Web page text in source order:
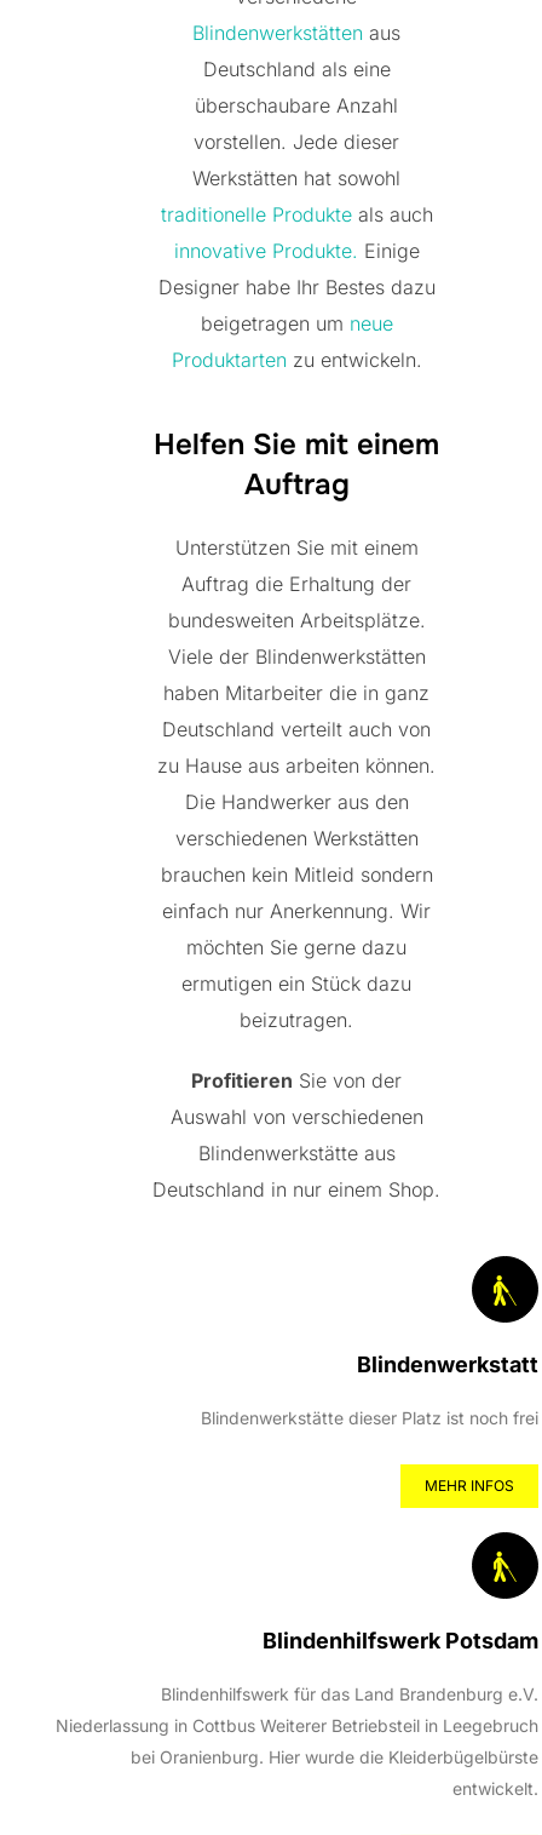
Blindenwerkstätten aus
Deutschland als eine
überschaubare Anzahl
vorstellen. Jede dieser
Werkstätten hat sowohl
traditionelle Produkteals auch
innovative Produkte. Einige
Designer habe Ihr Bestes dazu
beigetragen um neue
Produktarten zu entwickeln.
Helfen Sie mit einem
Auftrag
Unterstützen Sie mit einem
Auftrag die Erhaltung der
bundesweiten Arbeitsplätze.
Viele der Blindenwerkstätten
haben Mitarbeiter die in ganz
Deutschland verteilt auch von
zu Hause aus arbeiten können.
Die Handwerker aus den
verschiedenen Werkstätten
brauchen kein Mitleid sondern
einfach nur Anerkennung. Wir
möchten Sie gerne dazu
ermutigen ein Stück dazu
beizutragen.
Profitieren Sie von der
Auswahl von verschiedenen
Blindenwerkstätte aus
Deutschland in nur einem Shop.
Blindenwerkstatt
Blindenwerkstätte dieser Platz ist noch frei
MEHR INFOS
Blindenhilfswerk Potsdam
Blindenhilfswerk für das Land Brandenburg e.V.
Niederlassung in Cottbus Weiterer Betriebsteil in Leegebruch
bei Oranienburg. Hier wurde die Kleiderbügelbürste
entwickelt.